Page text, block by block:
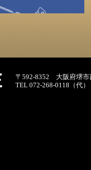
〒592-8352 大阪府堺市
TEL 072-268-0118（代